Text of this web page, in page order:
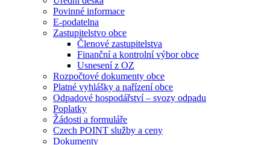
Povinné informace
E-podatelna
Zastupitelstvo obce
Členové zastupitelstva
Finanční a kontrolní výbor obce
Usnesení z OZ
Rozpočtové dokumenty obce
Platné vyhlášky a nařízení obce
Odpadové hospodářství – svozy odpadu
Poplatky
Žádosti a formuláře
Czech POINT služby a ceny
Dokumenty